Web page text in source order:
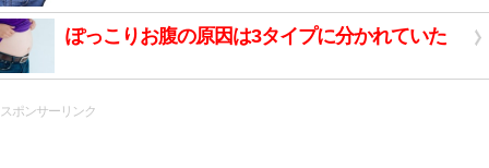
ぽっこりお腹の原因は3タイプに分かれていた
スポンサーリンク